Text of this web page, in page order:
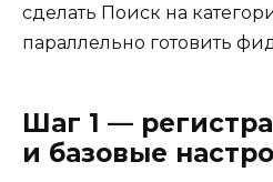
сделать Поиск на
параллельно готовить
Шаг 1 —
и базовые